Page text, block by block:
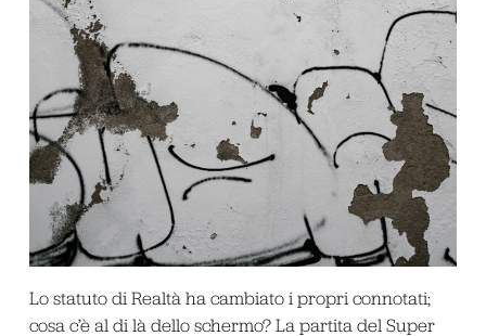
Lo statuto di Realtà ha cambiato i propri connotati;
cosa c’è al di là dello schermo? La partita del Super